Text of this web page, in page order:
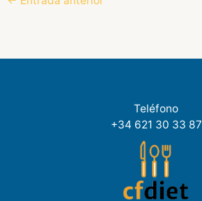
Teléfono
+34 621 30 33 87